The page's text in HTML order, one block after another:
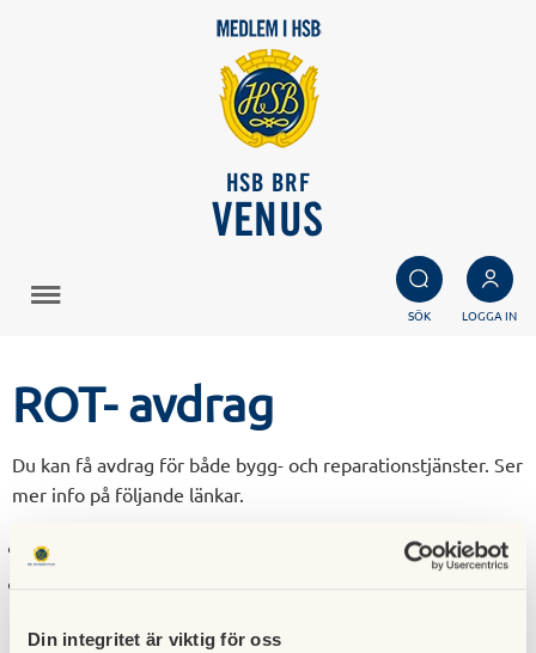
Din integritet är viktig för oss
HSB BRF
VENUS
SÖK LOGGA IN
ROT- avdrag
Du kan få avdrag för både bygg- och reparationstjänster. Ser
mer info på följande länkar.
mer info se skatteverket